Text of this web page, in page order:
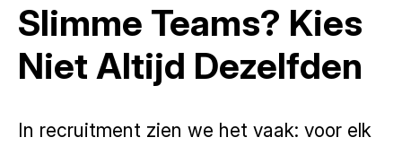
Slimme Teams? Kies
Niet Altijd Dezelfden
In recruitment zien we het vaak: voor elk